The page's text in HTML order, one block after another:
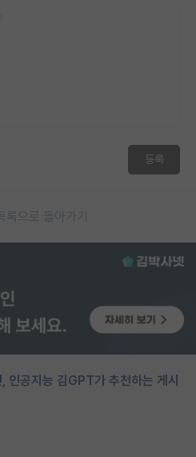
등록
록으로 돌아가기
인공지능 김GPT가 추천하는 게시